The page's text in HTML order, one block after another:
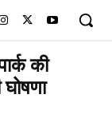
की